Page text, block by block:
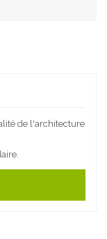
de l'architecture